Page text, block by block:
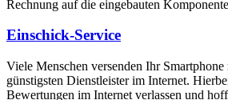
Rechnung auf die eingebauten
Einschick-Service
Viele Menschen versenden Ihr Smartphone
günstigsten Dienstleister im Internet.
Bewertungen im Internet verlassen und